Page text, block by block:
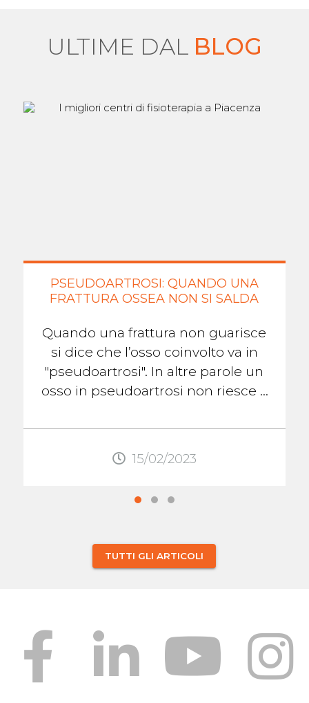
ULTIME DAL BLOG
PSEUDOARTROSI: QUANDO UNA
FRATTURA OSSEA NON SI SALDA
Quando una frattura non guarisce
si dice che l’osso coinvolto va in
"pseudoartrosi". In altre parole un
osso in pseudoartrosi non riesce a
...
15/02/2023
TUTTI GLI ARTICOLI